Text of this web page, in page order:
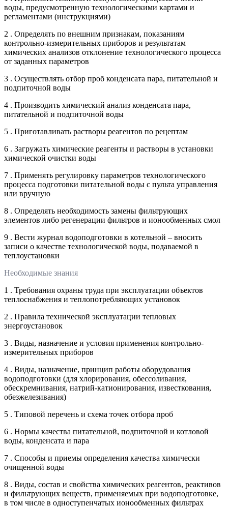
воды, предусмотренную технологическими картами и
регламентами (инструкциями)
2 . Определять по внешним признакам, показаниям
контрольно-измерительных приборов и результатам
химических анализов отклонение технологического процесса
от заданных параметров
3 . Осуществлять отбор проб конденсата пара, питательной и
подпиточной воды
4 . Производить химический анализ конденсата пара,
питательной и подпиточной воды
5 . Приготавливать растворы реагентов по рецептам
6 . Загружать химические реагенты и растворы в установки
химической очистки воды
7 . Применять регулировку параметров технологического
процесса подготовки питательной воды с пульта управления
или вручную
8 . Определять необходимость замены фильтрующих
элементов либо регенерации фильтров и ионообменных смол
9 . Вести журнал водоподготовки в котельной – вносить
записи о качестве технологической воды, подаваемой в
теплоустановки
Необходимые знания
1 . Требования охраны труда при эксплуатации объектов
теплоснабжения и теплопотребляющих установок
2 . Правила технической эксплуатации тепловых
энергоустановок
3 . Виды, назначение и условия применения контрольно-
измерительных приборов
4 . Виды, назначение, принцип работы оборудования
водоподготовки (для хлорирования, обессоливания,
обескремнивания, натрий-катионирования, известкования,
обезжелезивания)
5 . Типовой перечень и схема точек отбора проб
6 . Нормы качества питательной, подпиточной и котловой
воды, конденсата и пара
7 . Способы и приемы определения качества химически
очищенной воды
8 . Виды, состав и свойства химических реагентов, реактивов
и фильтрующих веществ, применяемых при водоподготовке,
в том числе в одноступенчатых ионообменных фильтрах